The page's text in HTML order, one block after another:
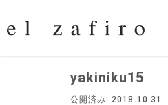
yakiniku15
公開済み: 2018.10.31